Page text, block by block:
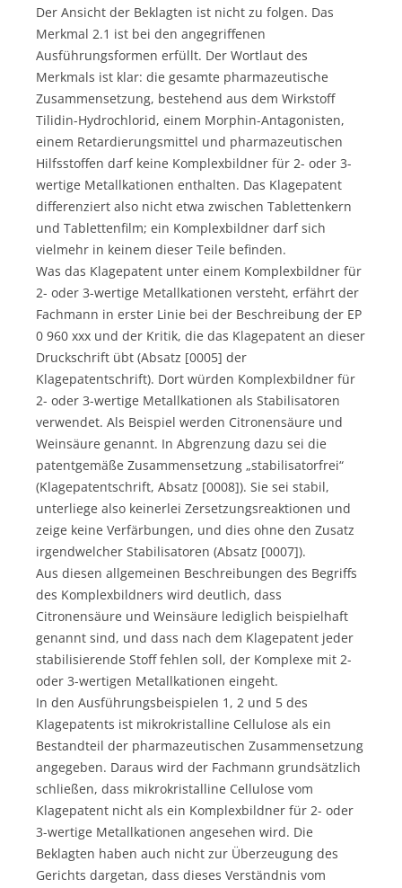
Der Ansicht der Beklagten ist nicht zu folgen. Das
Merkmal 2.1 ist bei den angegriffenen
Ausführungsformen erfüllt. Der Wortlaut des
Merkmals ist klar: die gesamte pharmazeutische
Zusammensetzung, bestehend aus dem Wirkstoff
Tilidin-Hydrochlorid, einem Morphin-Antagonisten,
einem Retardierungsmittel und pharmazeutischen
Hilfsstoffen darf keine Komplexbildner für 2- oder 3-
wertige Metallkationen enthalten. Das Klagepatent
differenziert also nicht etwa zwischen Tablettenkern
und Tablettenfilm; ein Komplexbildner darf sich
vielmehr in keinem dieser Teile befinden.
Was das Klagepatent unter einem Komplexbildner für
2- oder 3-wertige Metallkationen versteht, erfährt der
Fachmann in erster Linie bei der Beschreibung der EP
0 960 xxx und der Kritik, die das Klagepatent an dieser
Druckschrift übt (Absatz [0005] der
Klagepatentschrift). Dort würden Komplexbildner für
2- oder 3-wertige Metallkationen als Stabilisatoren
verwendet. Als Beispiel werden Citronensäure und
Weinsäure genannt. In Abgrenzung dazu sei die
patentgemäße Zusammensetzung „stabilisatorfrei“
(Klagepatentschrift, Absatz [0008]). Sie sei stabil,
unterliege also keinerlei Zersetzungsreaktionen und
zeige keine Verfärbungen, und dies ohne den Zusatz
irgendwelcher Stabilisatoren (Absatz [0007]).
Aus diesen allgemeinen Beschreibungen des Begriffs
des Komplexbildners wird deutlich, dass
Citronensäure und Weinsäure lediglich beispielhaft
genannt sind, und dass nach dem Klagepatent jeder
stabilisierende Stoff fehlen soll, der Komplexe mit 2-
oder 3-wertigen Metallkationen eingeht.
In den Ausführungsbeispielen 1, 2 und 5 des
Klagepatents ist mikrokristalline Cellulose als ein
Bestandteil der pharmazeutischen Zusammensetzung
angegeben. Daraus wird der Fachmann grundsätzlich
schließen, dass mikrokristalline Cellulose vom
Klagepatent nicht als ein Komplexbildner für 2- oder
3-wertige Metallkationen angesehen wird. Die
Beklagten haben auch nicht zur Überzeugung des
Gerichts dargetan, dass dieses Verständnis vom